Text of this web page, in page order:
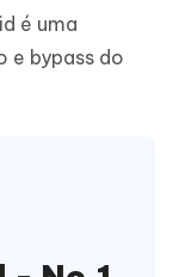
é uma
e bypass do